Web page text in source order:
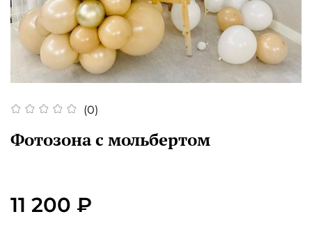
(0)
Фотозона с мольбертом
11 200 ₽